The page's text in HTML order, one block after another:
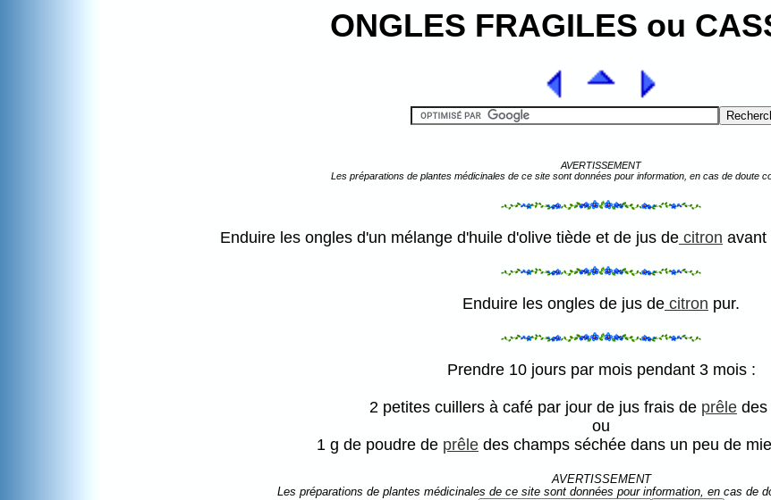
ONGLES FRAGILES ou
AVERTISSEMENT
Les préparations de plantes médicinales de ce site sont données pour information, en cas de doute
Enduire les ongles d'un mélange d'huile d'olive tiède et de jus de citron avant
Enduire les ongles de jus de citron pur.
Prendre 10 jours par mois pendant 3 mois :
2 petites cuillers à café par jour de jus frais de prêle des
ou
1 g de poudre de prêle des champs séchée dans un peu de
AVERTISSEMENT
Les préparations de plantes médicinales de ce site sont données pour information, en cas de